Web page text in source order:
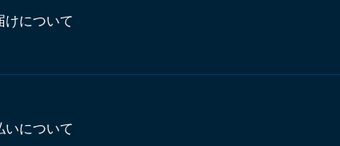
けについて
いについて